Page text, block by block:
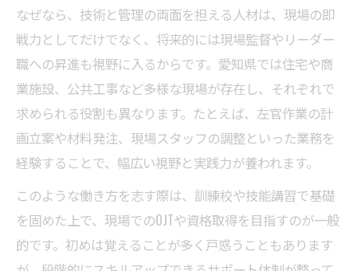
なぜなら、技術と管理の両面を担える人材は、現場の即
戦力としてだけでなく、将来的には現場監督やリーダー
職への昇進も視野に入るからです。愛知県では住宅や商
業施設、公共工事など多様な現場が存在し、それぞれで
求められる役割も異なります。たとえば、左官作業の計
画立案や材料発注、現場スタッフの調整といった業務を
経験することで、幅広い視野と実践力が養われます。
このような働き方を志す際は、訓練校や技能講習で基礎
を固めた上で、現場でのOJTや資格取得を目指すのが一般
的です。初めは覚えることが多く戸惑うこともあります